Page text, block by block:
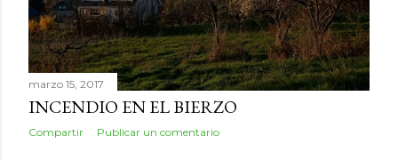
marzo 15, 2017
INCENDIO EN EL BIERZO
Compartir Publicar un comentario